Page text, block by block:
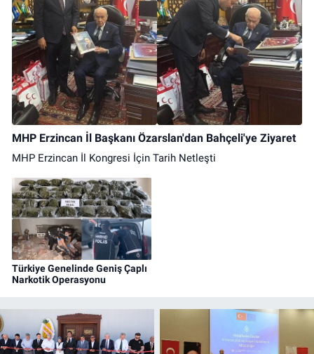
MHP Erzincan İl Başkanı Özarslan'dan Bahçeli'ye Ziyaret
MHP Erzincan İl Kongresi İçin Tarih Netleşti
Türkiye Genelinde Geniş Çaplı
Narkotik Operasyonu